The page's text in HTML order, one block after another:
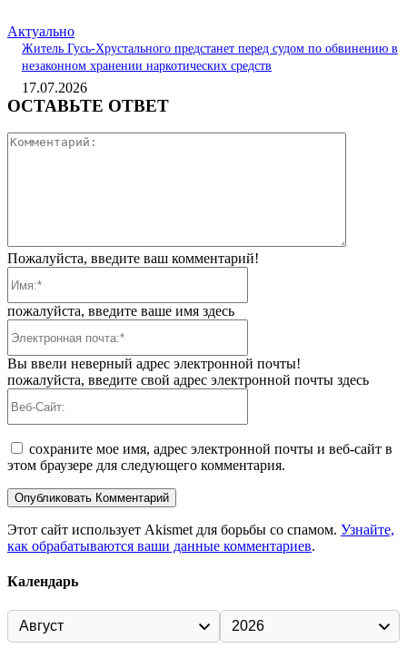
Актуально
Житель Гусь-Хрустального предстанет перед судом по обвинению в
незаконном хранении наркотических средств
17.07.2026
ОСТАВЬТЕ ОТВЕТ
Пожалуйста, введите ваш комментарий!
пожалуйста, введите ваше имя здесь
Вы ввели неверный адрес электронной почты!
пожалуйста, введите свой адрес электронной почты здесь
сохраните мое имя, адрес электронной почты и веб-сайт в
этом браузере для следующего комментария.
Этот сайт использует Akismet для борьбы со спамом. Узнайте,
как обрабатываются ваши данные комментариев.
Календарь